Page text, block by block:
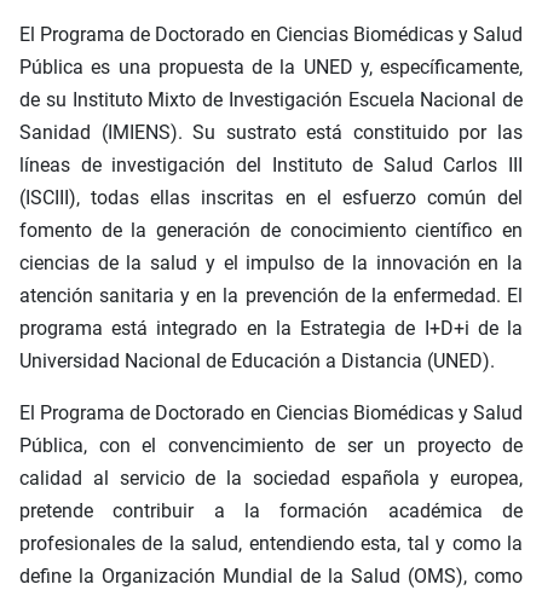
El Programa de Doctorado en Ciencias Biomédicas y Salud
Pública es una propuesta de la UNED y, específicamente,
de su Instituto Mixto de Investigación Escuela Nacional de
Sanidad (IMIENS). Su sustrato está constituido por las
líneas de investigación del Instituto de Salud Carlos III
(ISCIII), todas ellas inscritas en el esfuerzo común del
fomento de la generación de conocimiento científico en
ciencias de la salud y el impulso de la innovación en la
atención sanitaria y en la prevención de la enfermedad. El
programa está integrado en la Estrategia de I+D+i de la
Universidad Nacional de Educación a Distancia (UNED).
El Programa de Doctorado en Ciencias Biomédicas y Salud
Pública, con el convencimiento de ser un proyecto de
calidad al servicio de la sociedad española y europea,
pretende contribuir a la formación académica de
profesionales de la salud, entendiendo esta, tal y como la
define la Organización Mundial de la Salud (OMS), como